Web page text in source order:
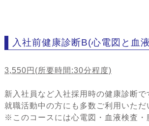
入社前健康診断B(心電図と血
3,550円(所要時間:30分程度)
新入社員など入社採用時の健康診断で
就職活動中の方にも多数ご利用いただ
※このコースには心電図・血液検査・